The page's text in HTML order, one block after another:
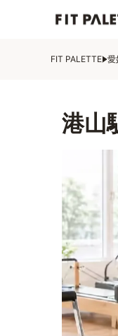
FIT PALETTE 愛
港山